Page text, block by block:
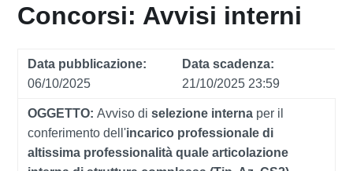
Concorsi: Avvisi interni
Data pubblicazione:
06/10/2025
Data scadenza:
21/10/2025 23:59
OGGETTO:Avviso diselezione interna per il
conferimento dell'incarico professionale di
altissima professionalità quale articolazione